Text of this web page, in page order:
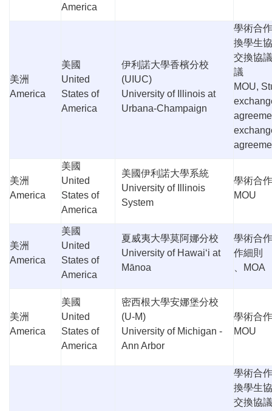
America
美洲
America
美國
United
States of
America
伊利諾大學香檳分校
(UIUC)
University of Illinois at
Urbana-Champaign
學術合
換學生
交換協
議
MOU,
美洲
America
美國
United
States of
America
美國伊利諾大學系統
University of Illinois
System
學術合
MOU
美洲
America
美國
United
States of
America
夏威夷大學莫阿娜分校
University of Hawaiʻi at
Mānoa
學術合
作細則
MOA
美洲
America
美國
United
States of
America
密西根大學安娜堡分校
(U-M)
University of Michigan -
Ann Arbor
學術合
MOU
學術合
換學生
交換協